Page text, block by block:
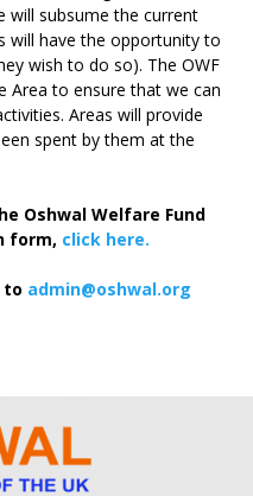
will subsume the current
will have the opportunity to
wish to do so). The OWF
Area to ensure that we can
Areas will provide
spent by them at the
Oshwal Welfare Fund
form, click here.
to admin@oshwal.org